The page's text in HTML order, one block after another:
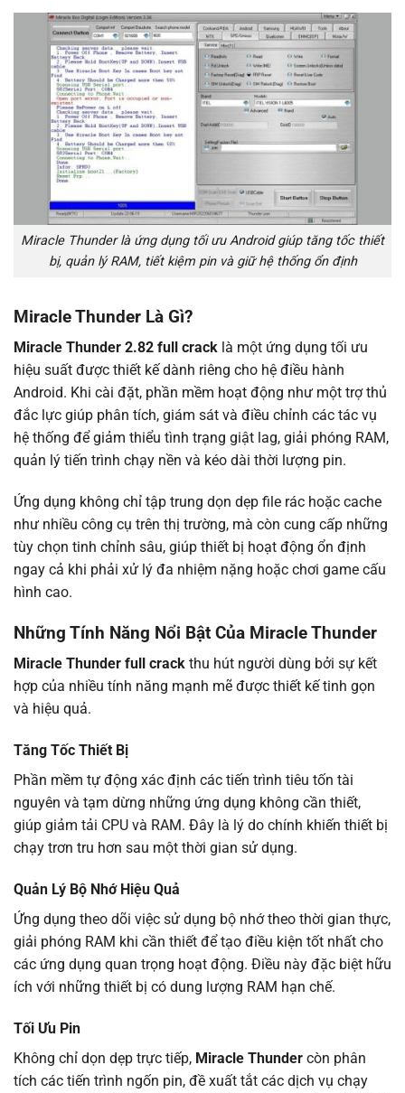
Miracle Thunder là ứng dụng tối ưu Android giúp tăng tốc thiết
bị, quản lý RAM, tiết kiệm pin và giữ hệ thống ổn định
Miracle Thunder Là Gì?
Miracle Thunder 2.82 full crack là một ứng dụng tối ưu
hiệu suất được thiết kế dành riêng cho hệ điều hành
Android. Khi cài đặt, phần mềm hoạt động như một trợ thủ
đắc lực giúp phân tích, giám sát và điều chỉnh các tác vụ
hệ thống để giảm thiểu tình trạng giật lag, giải phóng RAM,
quản lý tiến trình chạy nền và kéo dài thời lượng pin.
Ứng dụng không chỉ tập trung dọn dẹp file rác hoặc cache
như nhiều công cụ trên thị trường, mà còn cung cấp những
tùy chọn tinh chỉnh sâu, giúp thiết bị hoạt động ổn định
ngay cả khi phải xử lý đa nhiệm nặng hoặc chơi game cấu
hình cao.
Những Tính Năng Nổi Bật Của Miracle Thunder
Miracle Thunder full crack thu hút người dùng bởi sự kết
hợp của nhiều tính năng mạnh mẽ được thiết kế tinh gọn
và hiệu quả.
Tăng Tốc Thiết Bị
Phần mềm tự động xác định các tiến trình tiêu tốn tài
nguyên và tạm dừng những ứng dụng không cần thiết,
giúp giảm tải CPU và RAM. Đây là lý do chính khiến thiết bị
chạy trơn tru hơn sau một thời gian sử dụng.
Quản Lý Bộ Nhớ Hiệu Quả
Ứng dụng theo dõi việc sử dụng bộ nhớ theo thời gian thực,
giải phóng RAM khi cần thiết để tạo điều kiện tốt nhất cho
các ứng dụng quan trọng hoạt động. Điều này đặc biệt hữu
ích với những thiết bị có dung lượng RAM hạn chế.
Tối Ưu Pin
Không chỉ dọn dẹp trực tiếp, Miracle Thunder còn phân
tích các tiến trình ngốn pin, đề xuất tắt các dịch vụ chạy